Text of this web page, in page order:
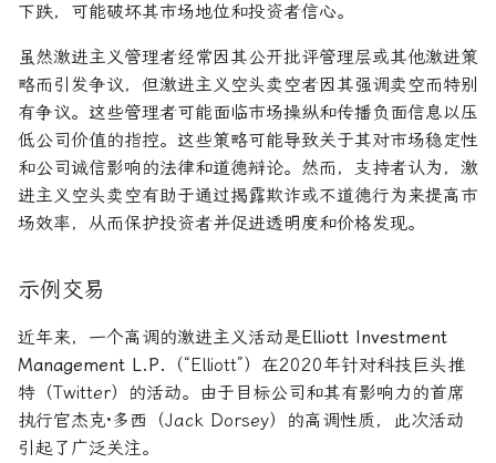
下跌，可能破坏其市场地位和投资者信心。
虽然激进主义管理者经常因其公开批评管理层或其他激进策
略而引发争议，但激进主义空头卖空者因其强调卖空而特别
有争议。这些管理者可能面临市场操纵和传播负面信息以压
低公司价值的指控。这些策略可能导致关于其对市场稳定性
和公司诚信影响的法律和道德辩论。然而，支持者认为，激
进主义空头卖空有助于通过揭露欺诈或不道德行为来提高市
场效率，从而保护投资者并促进透明度和价格发现。
示例交易
近年来，一个高调的激进主义活动是Elliott Investment
Management L.P.
（“Elliott”）在2020年针对科技巨头推
特（Twitter）的活动。由于目标公司和其有影响力的首席
执行官杰克·多西（Jack Dorsey）的高调性质，此次活动
引起了广泛关注。